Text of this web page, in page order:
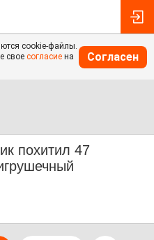
cookie-файлы.
свое согласие на
Согласен
похитил 47